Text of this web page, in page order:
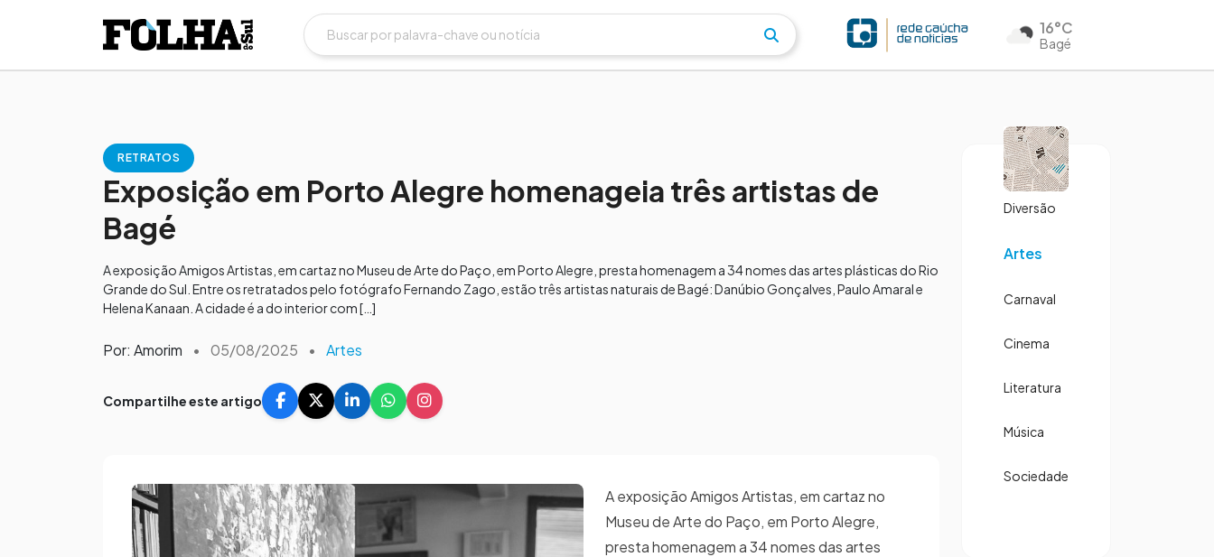
16°C
Bagé
RETRATOS
Exposição em Porto Alegre homenageia três artistas de
Bagé
A exposição Amigos Artistas, em cartaz no Museu de Arte do Paço, em Porto Alegre, presta homenagem a 34 nomes das artes plásticas do Rio
Grande do Sul. Entre os retratados pelo fotógrafo Fernando Zago, estão três artistas naturais de Bagé: Danúbio Gonçalves, Paulo Amaral e
Helena Kanaan. A cidade é a do interior com […]
Por: Amorim • 05/08/2025 • Artes
Compartilhe este artigo
A exposição Amigos Artistas, em cartaz no
Museu de Arte do Paço, em Porto Alegre,
presta homenagem a 34 nomes das artes
Diversão
Artes
Carnaval
Cinema
Literatura
Música
Sociedade